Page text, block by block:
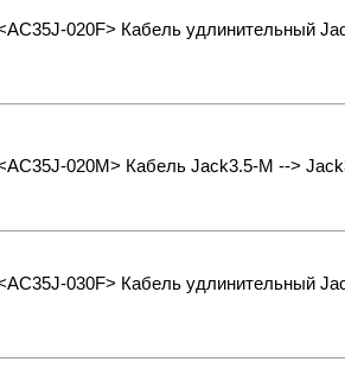
020F> Кабель удлинительный
020M> Кабель Jack3.5-M -->
030F> Кабель удлинительный